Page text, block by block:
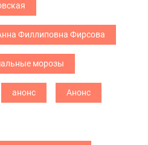
Филлиповна Фирсова
морозы
анонс Анонс